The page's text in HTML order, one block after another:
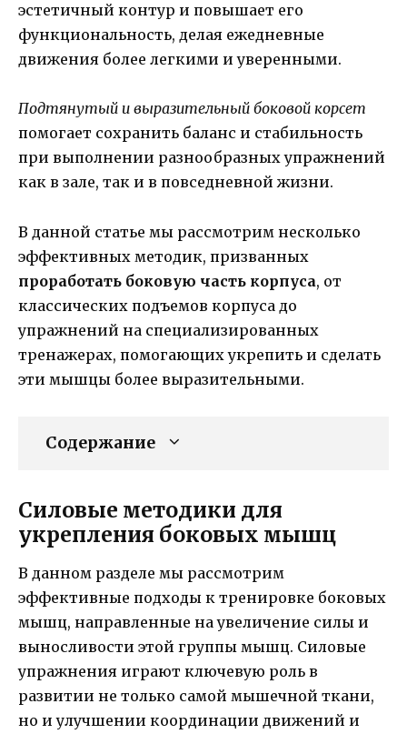
эстетичный контур и повышает его
функциональность, делая ежедневные
движения более легкими и уверенными.
Подтянутый и выразительный боковой корсет
помогает сохранить баланс и стабильность
при выполнении разнообразных упражнений
как в зале, так и в повседневной жизни.
В данной статье мы рассмотрим несколько
эффективных методик, призванных
проработать боковую часть корпуса, от
классических подъемов корпуса до
упражнений на специализированных
тренажерах, помогающих укрепить и сделать
эти мышцы более выразительными.
Содержание
Силовые методики для
укрепления боковых мышц
В данном разделе мы рассмотрим
эффективные подходы к тренировке боковых
мышц, направленные на увеличение силы и
выносливости этой группы мышц. Силовые
упражнения играют ключевую роль в
развитии не только самой мышечной ткани,
но и улучшении координации движений и